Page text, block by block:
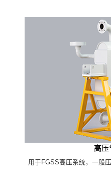
高压
用于FGSS高压系统，一般